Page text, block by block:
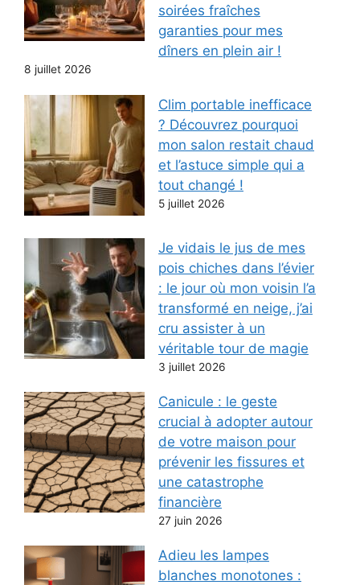
soirées fraîches
garanties pour mes
dîners en plein air !
8 juillet 2026
Clim portable inefficace
? Découvrez pourquoi
mon salon restait chaud
et l’astuce simple qui a
tout changé !
5 juillet 2026
Je vidais le jus de mes
pois chiches dans l’évier
: le jour où mon voisin l’a
transformé en neige, j’ai
cru assister à un
véritable tour de magie
3 juillet 2026
Canicule : le geste
crucial à adopter autour
de votre maison pour
prévenir les fissures et
une catastrophe
financière
27 juin 2026
Adieu les lampes
blanches monotones :